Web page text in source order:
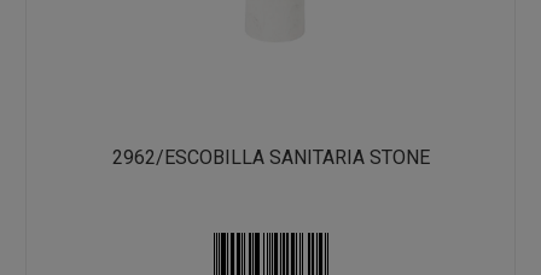
2962/ESCOBILLA SANITARIA STONE